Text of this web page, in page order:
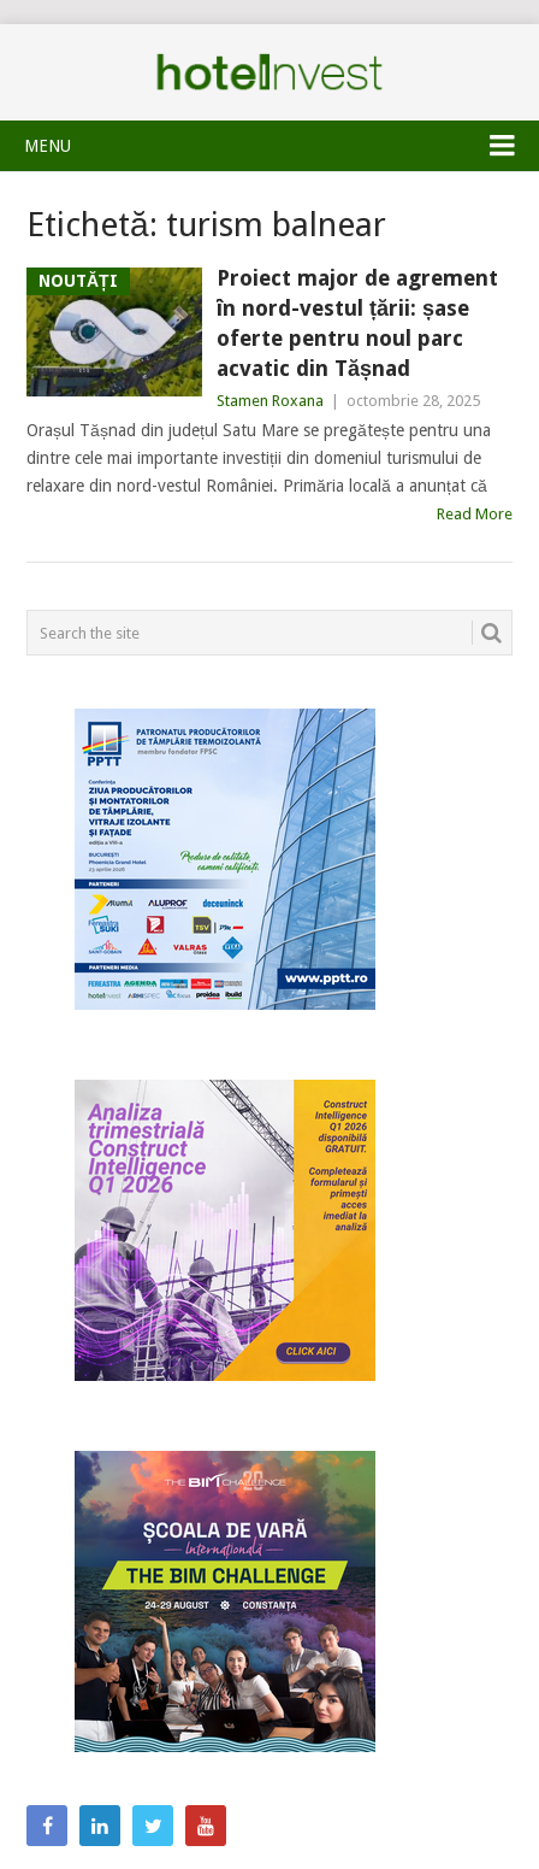
MENU
Etichetă: turism balnear
NOUTĂȚI
Proiect major de agrement
în nord-vestul țării: șase
oferte pentru noul parc
acvatic din Tășnad
Stamen Roxana octombrie 28, 2025
Orașul Tășnad din județul Satu Mare se pregătește pentru una
dintre cele mai importante investiții din domeniul turismului de
relaxare din nord-vestul României. Primăria locală a anunțat că
Read More
POSTS
NAVIGATION